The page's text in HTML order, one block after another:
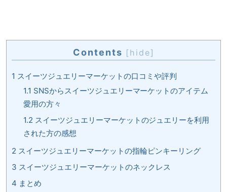
Contents [ hide]
1 スイーツジュエリーマーケットの口コミや評判
1.1 SNSからスイーツジュエリーマーケットのアイテム
愛用の方々
1.2 スイーツジュエリーマーケットのジュエリーを利用
された方の感想
2 スイーツジュエリーマーケットの指輪ピンキーリング
3 スイーツジュエリーマーケットのネックレス
4 まとめ